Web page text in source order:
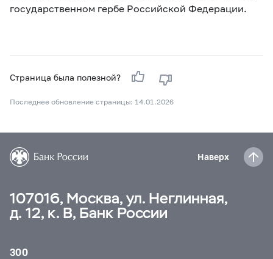
государственном гербе Российской Федерации.
Страница была полезной?
Последнее обновление страницы: 14.01.2026
Наверх
107016, Москва, ул. Неглинная,
д. 12, к. В, Банк России
300